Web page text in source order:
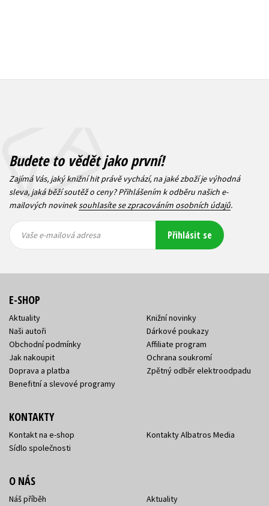
Budete to vědět jako první!
Zajímá Vás, jaký knižní hit právě vychází, na jaké zboží je výhodná
sleva, jaká běží soutěž o ceny? Přihlášením k odběru našich e-
mailových novineksouhlasíte se zpracováním osobních údajů.
mailová
mailová
Vaše e-mailová adresa Přihlásit se
E-SHOP
Aktuality
Naši autoři
Obchodní podmínky
Jak nakoupit
Doprava a platba
Benefitní a slevové programy
Knižní novinky
Dárkové poukazy
Affiliate program
Ochrana soukromí
Zpětný odběr elektroodpadu
KONTAKTY
Kontakt na e-shop
Sídlo společnosti
Kontakty Albatros Media
O NÁS
Náš příběh
Aktuality